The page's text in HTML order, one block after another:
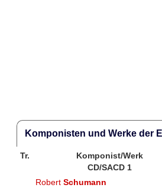
Komponisten und Werke der
Tr. Komponist/Werk
CD/SACD 1
RobertSchumann